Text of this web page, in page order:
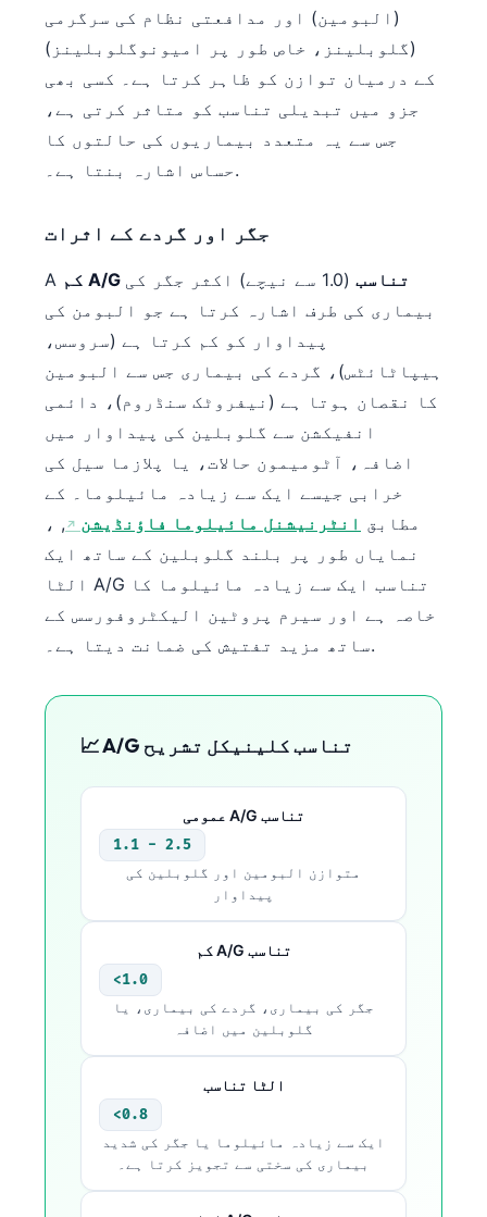
(البومین) اور مدافعتی نظام کی سرگرمی
(گلوبلینز، خاص طور پر امیونوگلوبلینز)
کے درمیان توازن کو ظاہر کرتا ہے۔ کسی بھی
جزو میں تبدیلی تناسب کو متاثر کرتی ہے،
جس سے یہ متعدد بیماریوں کی حالتوں کا
حساس اشارہ بنتا ہے۔.
جگر اور گردے کے اثرات
A کم A/G تناسب
(1.0 سے نیچے) اکثر جگر کی
بیماری کی طرف اشارہ کرتا ہے جو البومن کی
پیداوار کو کم کرتا ہے (سروسس،
ہیپاٹائٹس)، گردے کی بیماری جس سے البومین
کا نقصان ہوتا ہے (نیفروٹک سنڈروم)، دائمی
انفیکشن سے گلوبلین کی پیداوار میں
اضافہ، آٹومیمون حالات، یا پلازما سیل کی
خرابی جیسے ایک سے زیادہ مائیلوما۔ کے
مطابق انٹرنیشنل مائیلوما فاؤنڈیشن
, ،
نمایاں طور پر بلند گلوبلین کے ساتھ ایک
الٹا A/G تناسب ایک سے زیادہ مائیلوما کا
خاصہ ہے اور سیرم پروٹین الیکٹروفورسس کے
ساتھ مزید تفتیش کی ضمانت دیتا ہے۔.
📈 A/G تناسب کلینیکل تشریح
عمومی A/G تناسب
1.1 - 2.5
متوازن البومین اور گلوبلین کی
پیداوار
کم A/G تناسب
<1.0
جگر کی بیماری، گردے کی بیماری، یا
گلوبلین میں اضافہ
الٹا تناسب
<0.8
ایک سے زیادہ مائیلوما یا جگر کی شدید
بیماری کی سختی سے تجویز کرتا ہے۔ភាសាខ្មែរ
Kiswahili
አማርኛ
Українська
Català
Suomi
Hrvatski
Slovenčina
سنڌي
Latviešu valoda
Македонски јазик
Euskara
Gàidhlig
العربية المغربية
Afrikaans
Монгол
ພາສາລາວ
Basa Jawa
Cebuano
Кыргызча
Беларуская мова
Esperanto
Frysk